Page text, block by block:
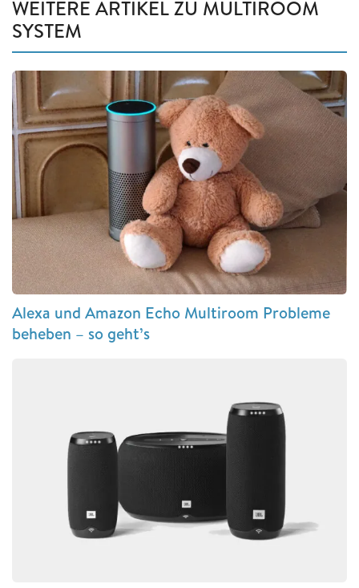
WEITERE ARTIKEL ZU MULTIROOM
SYSTEM
Alexa und Amazon Echo Multiroom Probleme
beheben – so geht’s